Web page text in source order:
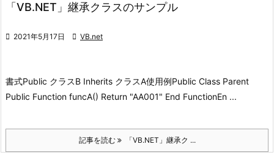
「VB.NET」継承クラスのサンプル
 2021年5月17日  VB.net
書式Public クラスB Inherits クラスA使用例Public Class Parent
Public Function funcA() Return "AA001" End FunctionEn ...
記事を読む 「VB.NET」継承ク ...